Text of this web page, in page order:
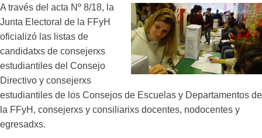
A través del acta Nº 8/18, la
Junta Electoral de la FFyH
oficializó las listas de
candidatxs de consejerxs
estudiantiles del Consejo
Directivo y consejerxs
estudiantiles de los Consejos de Escuelas y Departamentos de
la FFyH, consejerxs y consiliarixs docentes, nodocentes y
egresadxs.